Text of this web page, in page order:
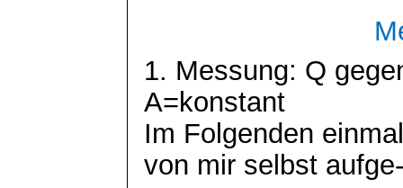
1. Messung: Q
A=konstant
Im Folgenden
von mir selbst aufge